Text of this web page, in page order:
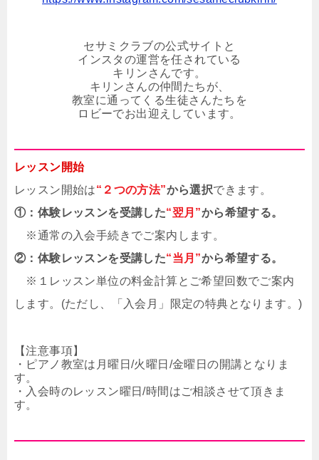
セサミクラブの公式サイトと
インスタの運営を任されている
キリンさんです。
キリンさんの仲間たちが、
教室に通ってくる生徒さんたちを
ロビーでお出迎えしています。
レッスン開始
レッスン開始は“２つの方法”から選択できます。
①：体験レッスンを受講した“翌月”から希望する。
※通常の入会手続きでご案内します。
②：体験レッスンを受講した“当月”から希望する。
※１レッスン単位の料金計算とご希望回数でご案内
します。(ただし、「入会月」限定の特典となります。)
【注意事項】
・ピアノ教室は月曜日/火曜日/金曜日の開講となりま
す。
・入会時のレッスン曜日/時間はご相談させて頂きま
す。